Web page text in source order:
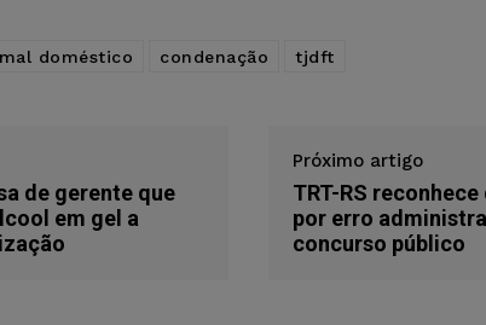
doméstico condenação tjdft
de gerente que
em gel a
Próximo artigo
TRT-RS
por erro
concurso público